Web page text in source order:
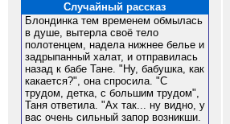
Случайный рассказ
Блондинка тем временем обмылась
в душе, вытерла своё тело
полотенцем, надела нижнее белье и
задрыпанный халат, и отправилась
назад к бабе Тане. "Ну, бабушка, как
какается?", она спросила. "С
трудом, детка, с большим трудом",
Таня ответила. "Ах так... ну видно, у
вас очень сильный запор возникши.